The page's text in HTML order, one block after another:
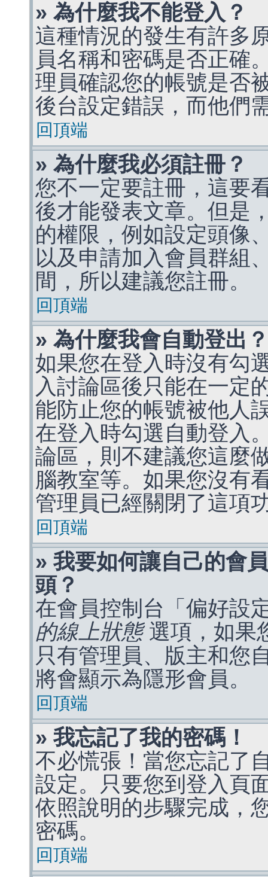
» 為什麼我不能登入？
這種情況的發生有許多
員名稱和密碼是否正確
理員確認您的帳號是否
後台設定錯誤，而他們
回頂端
» 為什麼我必須註冊？
您不一定要註冊，這要
後才能發表文章。但是
的權限，例如設定頭像
以及申請加入會員群組
間，所以建議您註冊。
回頂端
» 為什麼我會自動登出？
如果您在登入時沒有勾
入討論區後只能在一定
能防止您的帳號被他人
在登入時勾選自動登入
論區，則不建議您這麼
腦教室等。如果您沒有
管理員已經關閉了這項
回頂端
» 我要如何讓自己的會
頭？
在會員控制台「偏好設
的線上狀態選項，如果
只有管理員、版主和您
將會顯示為隱形會員。
回頂端
» 我忘記了我的密碼！
不必慌張！當您忘記了
設定。只要您到登入頁
依照說明的步驟完成，
密碼。
回頂端